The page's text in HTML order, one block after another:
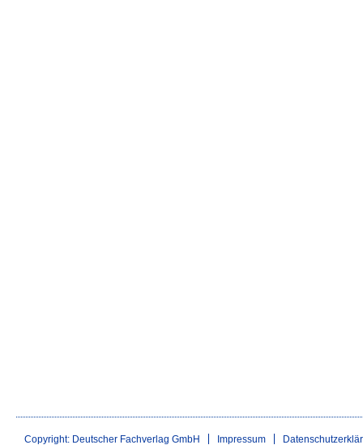
Copyright: Deutscher Fachverlag GmbH Impressum